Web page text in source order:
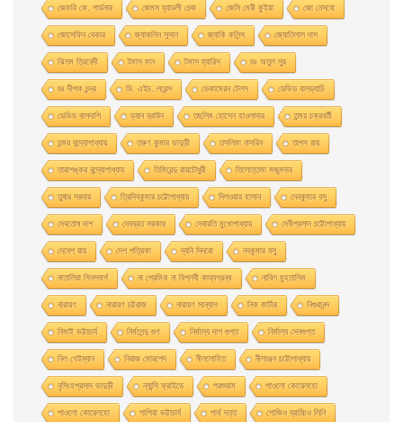
জেফরি কে. গার্ডনার জেমস হ্যাডলী চেজ জেসি মেরী কুইয়া জো নেসবো
জোসেফিন বেকার জ্যাকলিন সুসান জ্যাকি কলিন্স জ্যোতিলাল দাস
ঝিলম ত্রিবেদী টমাস মান টমাস হ্যারিস ডঃ অতুল সুর
ডঃ দীপক চন্দ্র ডি. এইচ. লরেন্স ডেকামেরন টেলস ডেভিড বালড্যাচি
ডেভিড বালদাশি ড্যান ব্রাউন তছলিম হোসেন হাওলাদার তন্ময় চক্রবর্তী
তন্ময় বন্দ্যোপাধ্যায় তরুণ কুমার ভাদুড়ী তসলিমা নাসরিন তাপস রায়
তারাশঙ্কর বন্দ্যোপাধ্যায় তিমিরেন্দু রায়চৌধুরী তিলোত্তমা মজুমদার
তুষার সরদার ত্রিদিবকুমার চট্টোপাধ্যায় দিলওয়ার হাসান দেবকুমার বসু
দেবতোষ দাশ দেবব্রত সরকার দেবারতি মুখােপাধ্যায় দেবীপ্রসাদ চট্টোপাধ্যায়
দেবেশ রায় দেশ পত্রিকা দ্যনি দিদরো নবকুমার বসু
নাতালিয়া গিনসবার্গ না প্রেমিক না বিপ্লবী কাব্যগ্রন্থ নাবিল মুহতাসিম
নারায়ণ নারায়ণ চট্টরাজ নারায়ণ সান্যাল নিক কার্টার নিগুরানন্দ
নিমাই ভট্টাচার্য নির্মলেন্দু গুণ নির্মাল্য দাশ গুপ্ত নির্মাল্য সেনগুপ্ত
নিল গেইম্যান নিয়াজ মোরশেদ নীললােহিত নীলাঞ্জন চট্টোপাধ্যায়
নৃসিংহপ্রসাদ ভাদুড়ী ন্যান্সি ফ্রাইডে পরশুরাম পাওলাে কোয়েলহাে
পাওলাে কোয়েলহো পাপিয়া ভট্টাচার্য পার্থ দত্ত পােজিও ব্রাচ্চিও লিনি